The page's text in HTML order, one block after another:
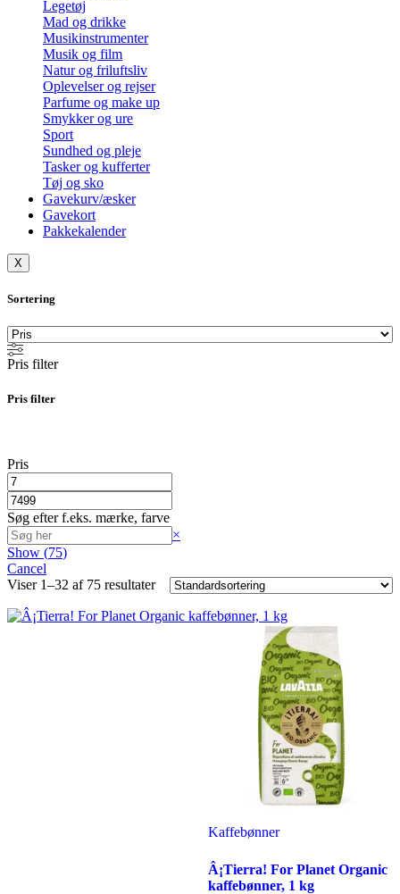
Legetøj
Mad og drikke
Musikinstrumenter
Musik og film
Natur og friluftsliv
Oplevelser og rejser
Parfume og make up
Smykker og ure
Sport
Sundhed og pleje
Tasker og kufferter
Tøj og sko
Gavekurv/æsker
Gavekort
Pakkekalender
X
Sortering
Pris filter
Pris filter
Pris
Søg efter f.eks. mærke, farve
Search
×
Show (75)
Cancel
Viser 1–32 af 75 resultater
Kaffebønner
Â¡Tierra! For Planet Organic
kaffebønner, 1 kg